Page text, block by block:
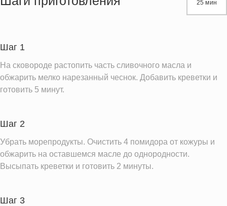
Пищевые волокна
Натрий
Насыщенные жиры
9.3 г
25 мин
Шаг 1
На сковороде растопить часть сливочного масла и
обжарить мелко нарезанный чеснок. Добавить креветки и
готовить 5 минут.
Шаг 2
Убрать морепродукты. Очистить 4 помидора от кожуры и
обжарить на оставшемся масле до однородности.
Высыпать креветки и готовить 2 минуты.
Шаг 3